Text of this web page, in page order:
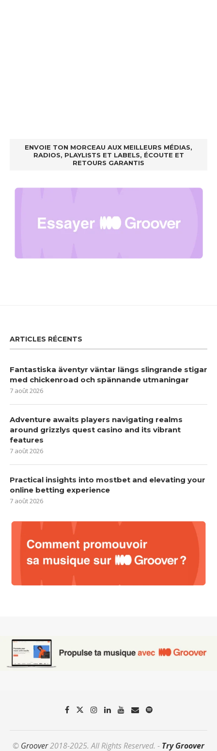
ENVOIE TON MORCEAU AUX MEILLEURS MÉDIAS,
RADIOS, PLAYLISTS ET LABELS, ÉCOUTE ET
RETOURS GARANTIS
ARTICLES RÉCENTS
Fantastiska äventyr väntar längs slingrande stigar
med chickenroad och spännande utmaningar
7 août 2026
Adventure awaits players navigating realms
around grizzlys quest casino and its vibrant
features
7 août 2026
Practical insights into mostbet and elevating your
online betting experience
7 août 2026
© Groover2018-2025. All Rights Reserved. - Try Groover